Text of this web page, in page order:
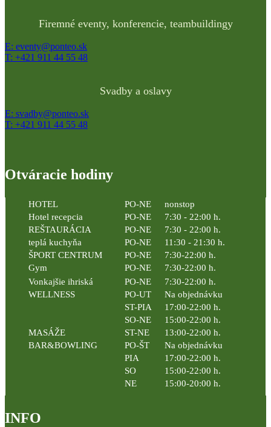
Firemné eventy, konferencie, teambuildingy
E: eventy@ponteo.sk
T: +421 911 44 55 48
Svadby a oslavy
E: svadby@ponteo.sk
T: +421 911 44 55 48
Otváracie hodiny
HOTEL PO-NE
nonstop
Hotel recepcia
PO-NE
7:30 - 22:00 h.
REŠTAURÁCIA
PO-NE
7:30 - 22:00 h.
teplá kuchyňa
PO-NE
11:30 - 21:30 h.
ŠPORT CENTRUM
PO-NE
7:30-22:00 h.
Gym
PO-NE
7:30-22:00 h.
Vonkajšie ihriská
PO-NE
7:30-22:00 h.
WELLNESS
PO-UT
Na objednávku
ST-PIA
17:00-22:00 h.
SO-NE
15:00-22:00 h.
MASÁŽE
ST-NE
13:00-22:00 h.
BAR&BOWLING
PO-ŠT
Na objednávku
PIA
17:00-22:00 h.
SO
15:00-22:00 h.
NE
15:00-20:00 h.
INFO